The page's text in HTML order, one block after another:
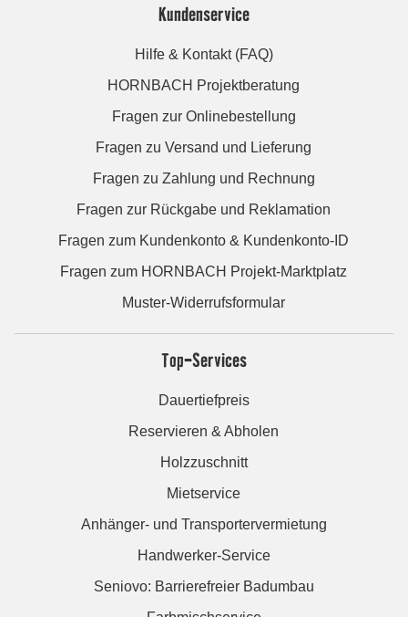
Kundenservice
Hilfe & Kontakt (FAQ)
HORNBACH Projektberatung
Fragen zur Onlinebestellung
Fragen zu Versand und Lieferung
Fragen zu Zahlung und Rechnung
Fragen zur Rückgabe und Reklamation
Fragen zum Kundenkonto & Kundenkonto-ID
Fragen zum HORNBACH Projekt-Marktplatz
Muster-Widerrufsformular
Top-Services
Dauertiefpreis
Reservieren & Abholen
Holzzuschnitt
Mietservice
Anhänger- und Transportervermietung
Handwerker-Service
Seniovo: Barrierefreier Badumbau